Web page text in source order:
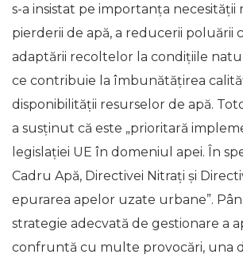
s-a insistat pe importanța necesității
pierderii de apă, a reducerii poluării
adaptării recoltelor la condițiile
ce contribuie la îmbunătățirea
disponibilității resurselor de apă.
a susţinut că este „prioritară
legislației UE în domeniul apei. În
Cadru Apă, Directivei Nitrați și
epurarea apelor uzate urbane”.
strategie adecvată de gestionare a
confruntă cu multe provocări, una